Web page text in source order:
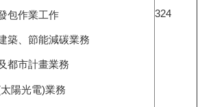
包作業工作
築、節能減碳業務
都市計畫業務
陽光電)業務
324